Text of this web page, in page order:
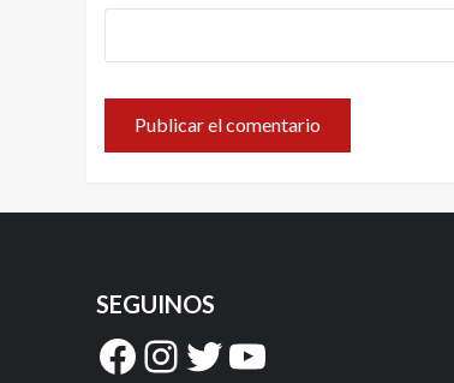
SEGUINOS
Facebook
Instagram
Twitter
YouTube